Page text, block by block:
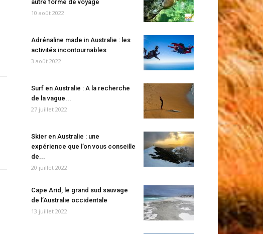
autre forme de voyage
10 août 2022
Adrénaline made in Australie : les
activités incontournables
3 août 2022
Surf en Australie : A la recherche
de la vague...
27 juillet 2022
Skier en Australie : une
expérience que l’on vous conseille
de...
20 juillet 2022
Cape Arid, le grand sud sauvage
de l’Australie occidentale
13 juillet 2022